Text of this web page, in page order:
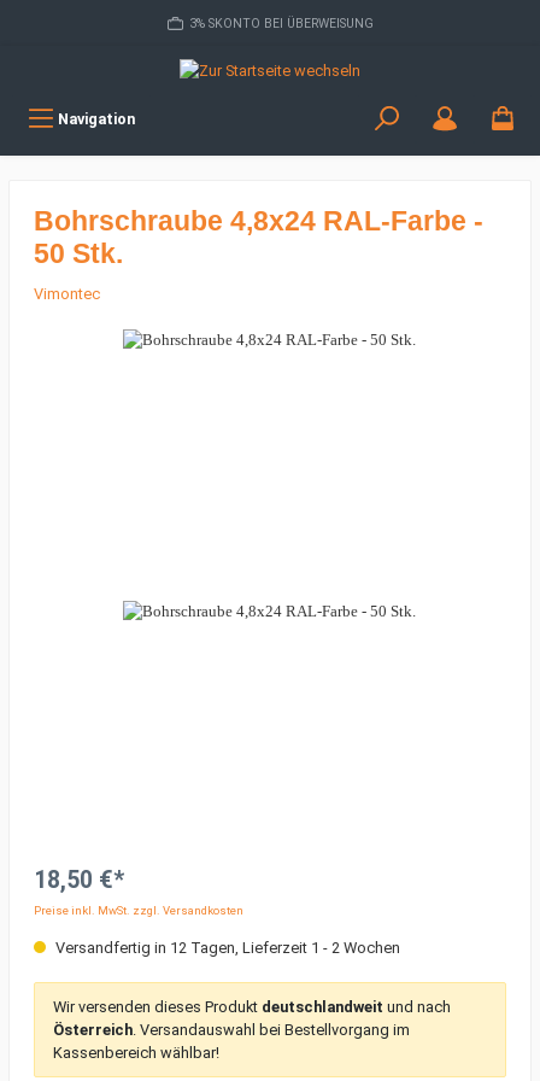
3% SKONTO BEI ÜBERWEISUNG
Navigation
Bohrschraube 4,8x24 RAL-Farbe -
50 Stk.
Vimontec
18,50 €*
Preise inkl. MwSt. zzgl. Versandkosten
Versandfertig in 12 Tagen, Lieferzeit 1 - 2 Wochen
Wir versenden dieses Produkt deutschlandweit und nach
Österreich Versandauswahl bei Bestellvorgang im
Kassenbereich wählbar!